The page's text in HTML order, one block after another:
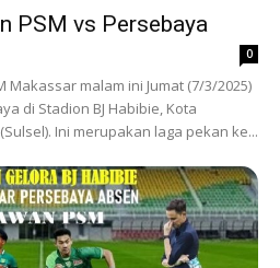
PSM vs Persebaya
0
Makassar malam ini Jumat (7/3/2025)
di Stadion BJ Habibie, Kota
Ini merupakan laga pekan ke...